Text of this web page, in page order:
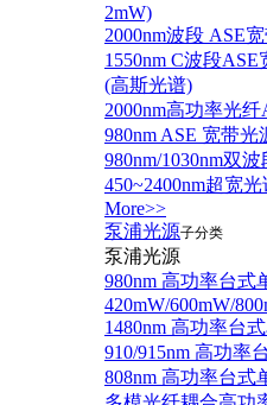
2mW)
2000nm波段 ASE
1550nm C波段
(高斯光谱)
2000nm高功率光
980nm ASE 宽带光
980nm/1030nm双
450~2400nm超宽
More>>
泵浦光源子分类
泵浦光源
980nm 高功率台式
420mW/600mW/
1480nm 高功率台
910/915nm 高功率
808nm 高功率台式